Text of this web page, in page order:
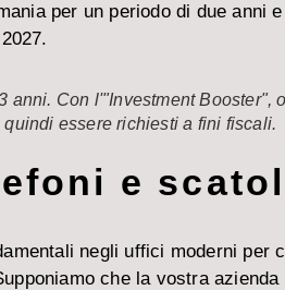
per un periodo di due anni
Con l'"Investment Booster",
essere richiesti a fini fiscali.
e
negli uffici moderni per
che la vostra